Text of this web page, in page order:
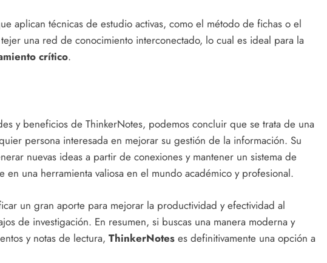
aplican técnicas de estudio activas, como el método de fichas o el
una red de conocimiento interconectado, lo cual es ideal para la
crítico.
y beneficios de ThinkerNotes, podemos concluir que se trata de una
persona interesada en mejorar su gestión de la información. Su
nuevas ideas a partir de conexiones y mantener un sistema de
en una herramienta valiosa en el mundo académico y profesional.
un gran aporte para mejorar la productividad y efectividad al
de investigación. En resumen, si buscas una manera moderna y
y notas de lectura, ThinkerNotes es definitivamente una opción a